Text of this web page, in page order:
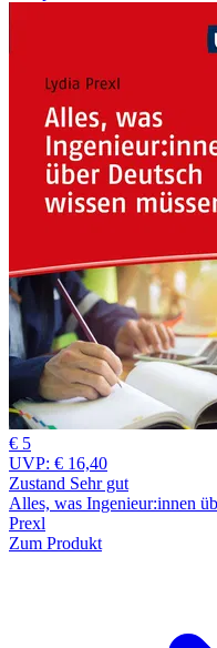
€ 5
UVP: € 16,40
Zustand Sehr gut
Alles, was Ingenieur:innen
Prexl
Zum Produkt